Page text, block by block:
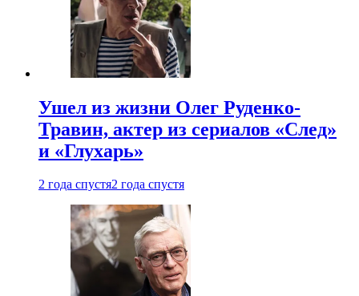
Ушел из жизни Олег Руденко-
Травин, актер из сериалов «След»
и «Глухарь»
2 года спустя2 года спустя